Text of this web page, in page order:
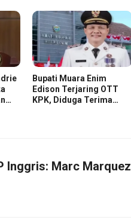
Bupati Muara Enim
Edison Terjaring OTT
KPK, Diduga Terima
Inggris: Marc Marquez